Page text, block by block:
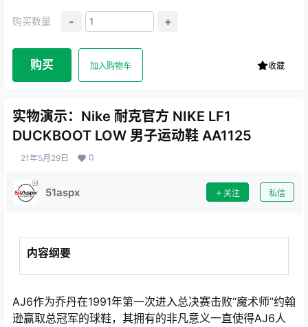
购买数量 - +
购买 加入购物车 收藏
实物演示：Nike 耐克官方 NIKE LF1
DUCKBOOT LOW 男子运动鞋 AA1125
21年5月29日 0
51aspx 关注 私信
内容纲要
AJ6作为乔丹在1991年第一次进入总决赛击败“魔术师”约翰
逊赢取总冠军的球鞋，其拥有的非凡意义一直使得AJ6人